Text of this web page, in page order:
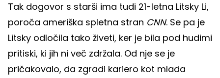
Tak dogovor s starši ima tudi 21-letna Litsky Li,
poroča ameriška spletna stran CNN. Se pa je
Litsky odločila tako živeti, ker je bila pod hudimi
pritiski, ki jih ni več zdržala. Od nje se je
pričakovalo, da zgradi kariero kot mlada